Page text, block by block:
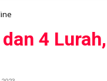
a
p
d
4